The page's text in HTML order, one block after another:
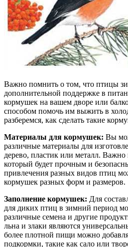
Важно помнить о том, что птицы
дополнительной поддержке в
кормушек на вашем дворе или
способом помочь им выжить в
разберемся, как сделать такие
Материалы для кормушек: Вы
различные материалы для
дерево, пластик или металл. Важно
который будет прочным и
привлечения разных видов птиц
кормушек разных форм и размеров.
Заполнение кормушек: Для
для диких птиц в зимний период
различные семена и другие
льна и злаки являются
более плотной пищи можно
подкормки, такие как сало или